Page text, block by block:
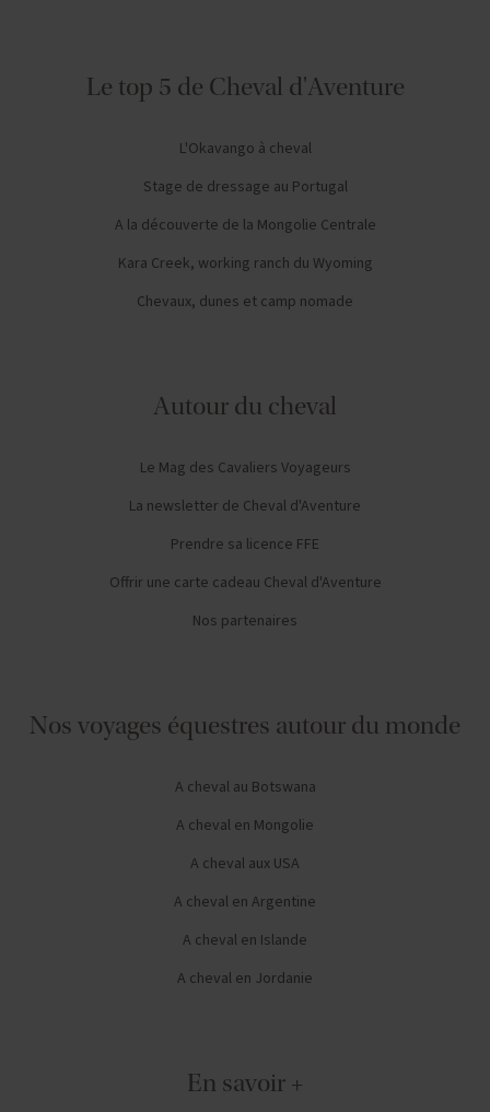
Le top 5 de Cheval d'Aventure
L'Okavango à cheval
Stage de dressage au Portugal
A la découverte de la Mongolie Centrale
Kara Creek, working ranch du Wyoming
Chevaux, dunes et camp nomade
Autour du cheval
Le Mag des Cavaliers Voyageurs
La newsletter de Cheval d'Aventure
Prendre sa licence FFE
Offrir une carte cadeau Cheval d'Aventure
Nos partenaires
Nos voyages équestres autour du monde
A cheval au Botswana
A cheval en Mongolie
A cheval aux USA
A cheval en Argentine
A cheval en Islande
A cheval en Jordanie
En savoir +